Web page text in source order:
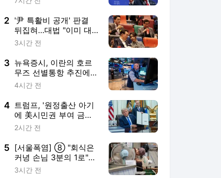
커녕 손님 3분의 1로"…
외식 줄고 배달늘어
3시간 전
서비스 바로가기 뉴스 연예 스포츠
스포츠 홈 해외축구
야구 해외야구 골프
농구 일반
e-스포츠 카툰 영상 홈